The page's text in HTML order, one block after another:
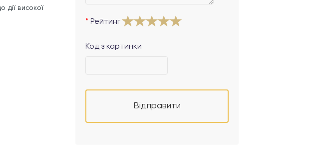
дії високої
Рейтинг
Код з картинки
Відправити